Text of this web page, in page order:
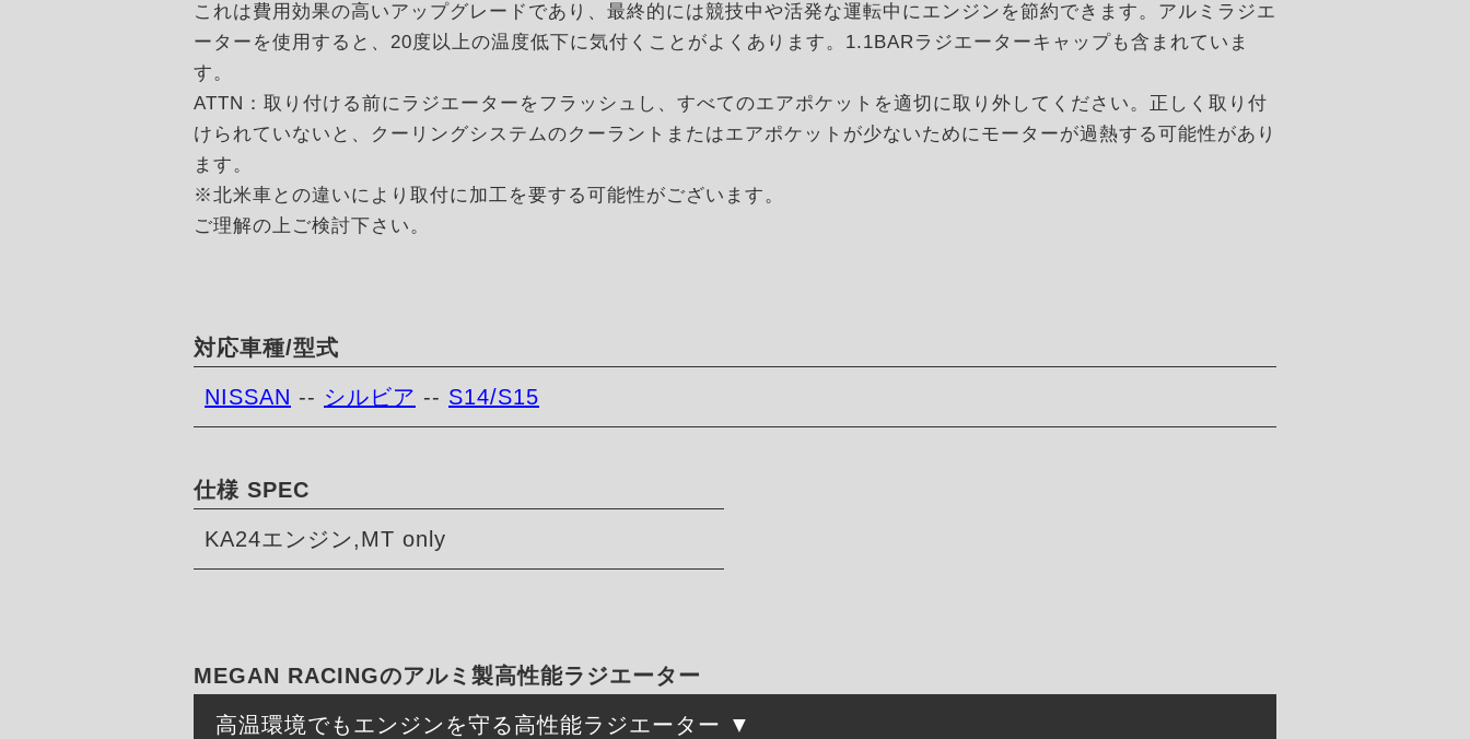
これは費用効果の高いアップグレードであり、最終的には競技中や活発な運転中にエンジンを節約できます。アルミラジエ
ーターを使用すると、20度以上の温度低下に気付くことがよくあります。1.1BARラジエーターキャップも含まれていま
す。
ATTN：取り付ける前にラジエーターをフラッシュし、すべてのエアポケットを適切に取り外してください。正しく取り付
けられていないと、クーリングシステムのクーラントまたはエアポケットが少ないためにモーターが過熱する可能性があり
ます。
※北米車との違いにより取付に加工を要する可能性がございます。
ご理解の上ご検討下さい。
対応車種/型式
NISSAN -- シルビア -- S14/S15
仕様 SPEC
KA24エンジン,MT only
MEGAN RACINGのアルミ製高性能ラジエーター
高温環境でもエンジンを守る高性能ラジエーター